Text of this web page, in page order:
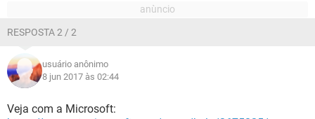
RESPOSTA 2 / 2
usuário anônimo
8 jun 2017 às 02:44
Veja com a Microsoft: